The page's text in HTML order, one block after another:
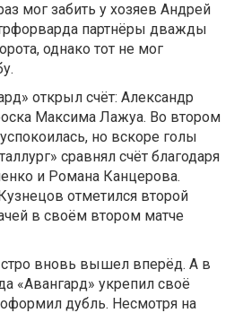
мог забить у хозяев Андрей
партнёры дважды
однако тот не мог
открыл счёт: Александр
Максима Лажуа. Во втором
но вскоре голы
сравнял счёт благодаря
и Романа Канцерова.
отметился второй
в своём втором матче
вновь вышел вперёд. А в
«Авангард» укрепил своё
дубль. Несмотря на